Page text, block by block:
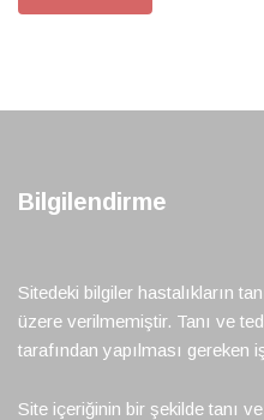
Bilgilendirme
Sitedeki bilgiler hastalıkların
üzere verilmemiştir. Tanı ve
tarafından yapılması gereken
Site içeriğinin bir şekilde tanı